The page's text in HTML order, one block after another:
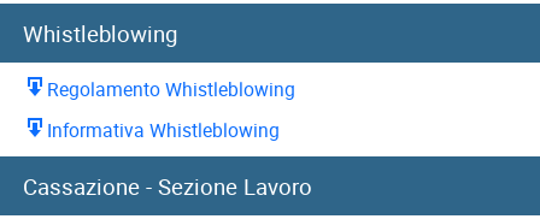
Whistleblowing
Regolamento Whistleblowing
Informativa Whistleblowing
Cassazione - Sezione Lavoro
10/07/2026
Cassazione: recupero indennità di preavviso in caso di